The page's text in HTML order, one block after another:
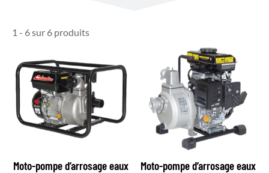
1 - 6 sur 6 produits
Moto-pompe d’arrosage eaux
Moto-pompe d’arrosage eaux